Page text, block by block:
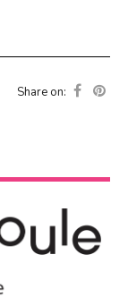
Share on: